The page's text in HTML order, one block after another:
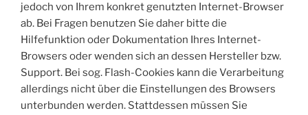
jedoch von Ihrem konkret genutzten Internet-Browser
ab. Bei Fragen benutzen Sie daher bitte die
Hilfefunktion oder Dokumentation Ihres Internet-
Browsers oder wenden sich an dessen Hersteller bzw.
Support. Bei sog. Flash-Cookies kann die Verarbeitung
allerdings nicht über die Einstellungen des Browsers
unterbunden werden. Stattdessen müssen Sie